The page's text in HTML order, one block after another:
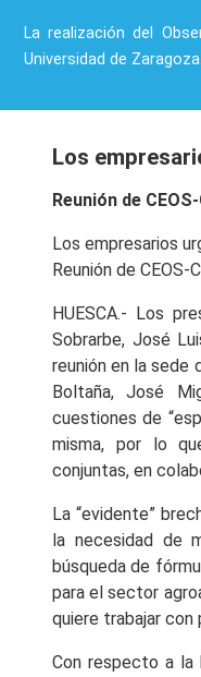
La realización del
Universidad de Zaragoza.
Los
Reunión de
Los empresarios
Reunión de
HUESCA.- Los
Sobrarbe, José
reunión en la sede
Boltaña, José
cuestiones de
misma, por lo
conjuntas, en
La “evidente”
la necesidad de
búsqueda de
para el sector
quiere trabajar con
Con respecto a la